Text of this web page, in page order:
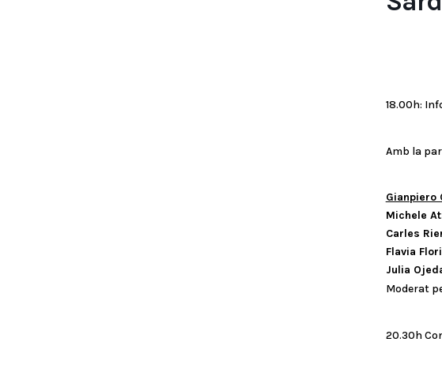
18.00h:
Amb la
Gianpiero
Michele
Carles
Flavia
Julia
Moderat
20.30h